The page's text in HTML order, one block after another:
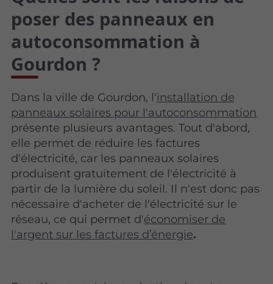
poser des panneaux en
autoconsommation à
Gourdon ?
Dans la ville de Gourdon, l'installation de
panneaux solaires pour l'autoconsommation
présente plusieurs avantages. Tout d'abord,
elle permet de réduire les factures
d'électricité, car les panneaux solaires
produisent gratuitement de l'électricité à
partir de la lumière du soleil. Il n'est donc pas
nécessaire d'acheter de l'électricité sur le
réseau, ce qui permet d'économiser de
l'argent sur les factures d’énergie.